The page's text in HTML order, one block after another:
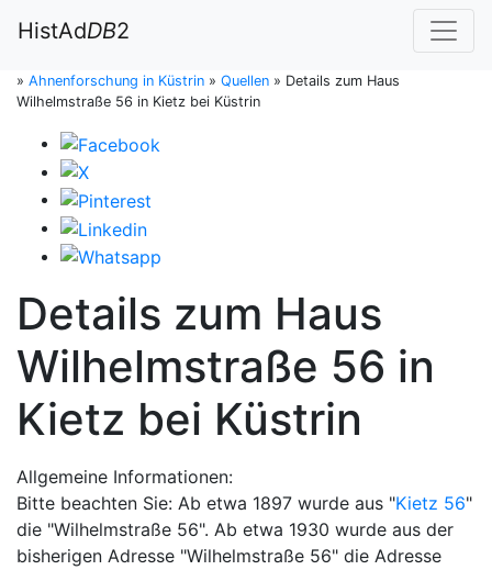
HistAdDB2
» Ahnenforschung in Küstrin » Quellen » Details zum Haus
Wilhelmstraße 56 in Kietz bei Küstrin
Details zum Haus
Wilhelmstraße 56 in
Kietz bei Küstrin
Allgemeine Informationen:
Bitte beachten Sie: Ab etwa 1897 wurde aus "Kietz 56"
die "Wilhelmstraße 56". Ab etwa 1930 wurde aus der
bisherigen Adresse "Wilhelmstraße 56" die Adresse